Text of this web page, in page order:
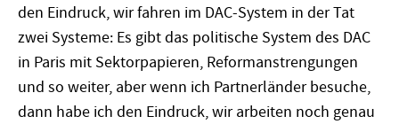
den Eindruck, wir fahren im DAC-System in der Tat
zwei Systeme: Es gibt das politische System des DAC
in Paris mit Sektorpapieren, Reformanstrengungen
und so weiter, aber wenn ich Partnerländer besuche,
dann habe ich den Eindruck, wir arbeiten noch genau